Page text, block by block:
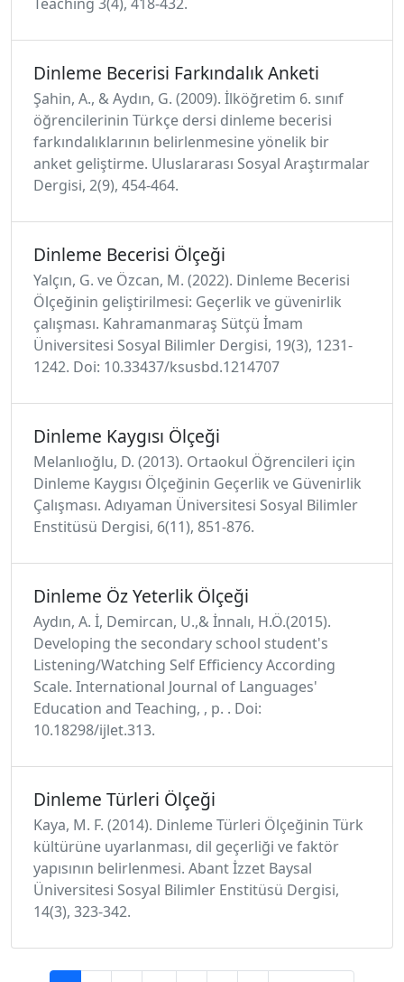
Dinleme Becerisi Farkındalık Anketi
Şahin, A., & Aydın, G. (2009). İlköğretim 6. sınıf
öğrencilerinin Türkçe dersi dinleme becerisi
farkındalıklarının belirlenmesine yönelik bir
anket geliştirme. Uluslararası Sosyal Araştırmalar
Dergisi, 2(9), 454-464.
Dinleme Becerisi Ölçeği
Yalçın, G. ve Özcan, M. (2022). Dinleme Becerisi
Ölçeğinin geliştirilmesi: Geçerlik ve güvenirlik
çalışması. Kahramanmaraş Sütçü İmam
Üniversitesi Sosyal Bilimler Dergisi, 19(3), 1231-
1242. Doi: 10.33437/ksusbd.1214707
Dinleme Kaygısı Ölçeği
Melanlıoğlu, D. (2013). Ortaokul Öğrencileri için
Dinleme Kaygısı Ölçeğinin Geçerlik ve Güvenirlik
Çalışması. Adıyaman Üniversitesi Sosyal Bilimler
Enstitüsü Dergisi, 6(11), 851-876.
Dinleme Öz Yeterlik Ölçeği
Aydın, A. İ, Demircan, U.,& İnnalı, H.Ö.(2015).
Developing the secondary school student's
Listening/Watching Self Efficiency According
Scale. International Journal of Languages'
Education and Teaching, , p. . Doi:
10.18298/ijlet.313.
Dinleme Türleri Ölçeği
Kaya, M. F. (2014). Dinleme Türleri Ölçeğinin Türk
kültürüne uyarlanması, dil geçerliği ve faktör
yapısının belirlenmesi. Abant İzzet Baysal
Üniversitesi Sosyal Bilimler Enstitüsü Dergisi,
14(3), 323-342.